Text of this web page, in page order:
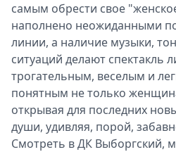
самым обрести свое
наполнено неожиданными
линии, а наличие музыки,
ситуаций делают спектакль
трогательным, веселым и
понятным не только
открывая для последних
души, удивляя, порой,
Смотреть в ДК Выборгский,